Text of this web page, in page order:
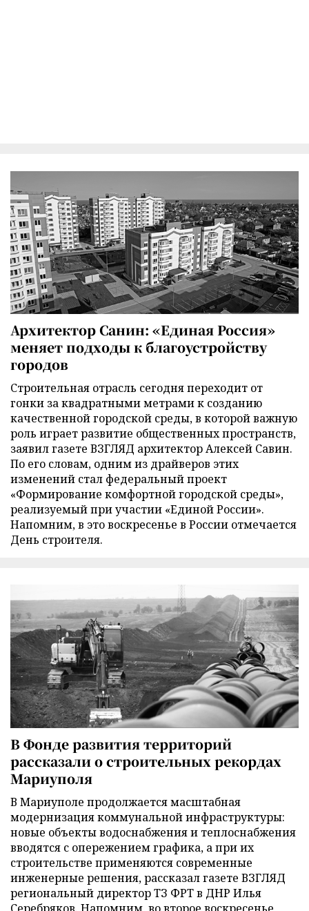
Архитектор Санин: «Единая Россия»
меняет подходы к благоустройству
городов
Строительная отрасль сегодня переходит от
гонки за квадратными метрами к созданию
качественной городской среды, в которой важную
роль играет развитие общественных пространств,
заявил газете ВЗГЛЯД архитектор Алексей Савин.
По его словам, одним из драйверов этих
изменений стал федеральный проект
«Формирование комфортной городской среды»,
реализуемый при участии «Единой России».
Напомним, в это воскресенье в России отмечается
День строителя.
В Фонде развития территорий
рассказали о строительных рекордах
Мариуполя
В Мариуполе продолжается масштабная
модернизация коммунальной инфраструктуры:
новые объекты водоснабжения и теплоснабжения
вводятся с опережением графика, а при их
строительстве применяются современные
инженерные решения, рассказал газете ВЗГЛЯД
региональный директор ТЗ ФРТ в ДНР Илья